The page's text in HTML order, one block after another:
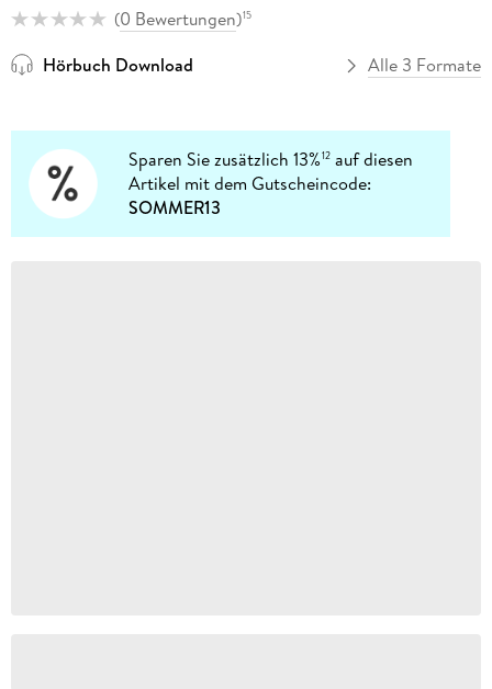
(0 Bewertungen)15
Hörbuch Download Alle 3 Formate
Sparen Sie zusätzlich 13%12 auf diesen
Artikel mit dem Gutscheincode:
SOMMER13